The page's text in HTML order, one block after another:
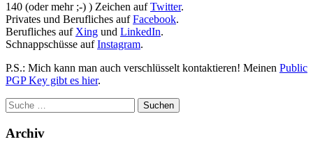
140 (oder mehr ;-) ) Zeichen aufTwitter.
Privates und Berufliches aufFacebook.
Berufliches auf Xing und LinkedIn.
Schnappschüsse aufInstagram.
P.S.: Mich kann man auch verschlüsselt kontaktieren! Meinen Public
PGP Key gibt es hier.
Archiv